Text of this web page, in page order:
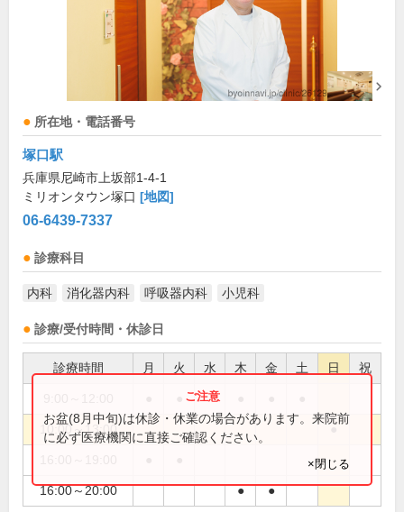
所在地・電話番号
塚口駅
兵庫県尼崎市上坂部1-4-1
ミリオンタウン塚口 [地図]
06-6439-7337
診療科目
内科 消化器内科 呼吸器内科 小児科
診療/受付時間・休診日
診療時間 月 火 水 木 金 土 日 祝
10:00～13:00 ●
16:00～20:00 ● ●
お盆(8月中旬)は休診・休業の場合があります。来院前
に必ず医療機関に直接ご確認ください。
×閉じる